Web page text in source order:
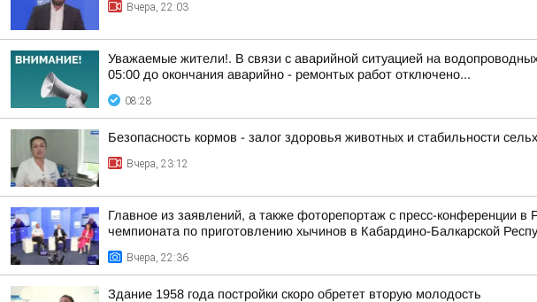
Вчера, 22:03
Уважаемые жители!. В связи с аварийной ситуацией на
05:00 до окончания аварийно - ремонтых работ отключено...
08:28
Безопасность кормов - залог здоровья животных и стабильности
Вчера, 23:12
Главное из заявлений, а также фоторепортаж с пресс-конференции
чемпионата по приготовлению хычинов в Кабардино-Балкарской
Вчера, 22:36
Здание 1958 года постройки скоро обретет вторую молодость